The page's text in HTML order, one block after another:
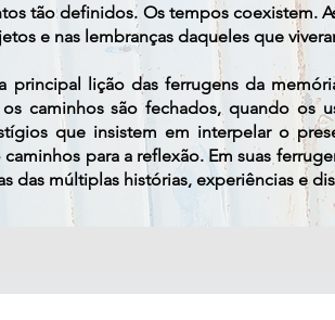
tão definidos. Os tempos coexistem.
e nas lembranças daqueles que
a principal lição das ferrugens da
caminhos são fechados, quando os
que insistem em interpelar o
para a reflexão. Em suas
das múltiplas histórias, experiências e